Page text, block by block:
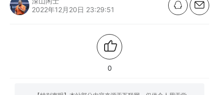
2022年12月20日 23:29:51
0